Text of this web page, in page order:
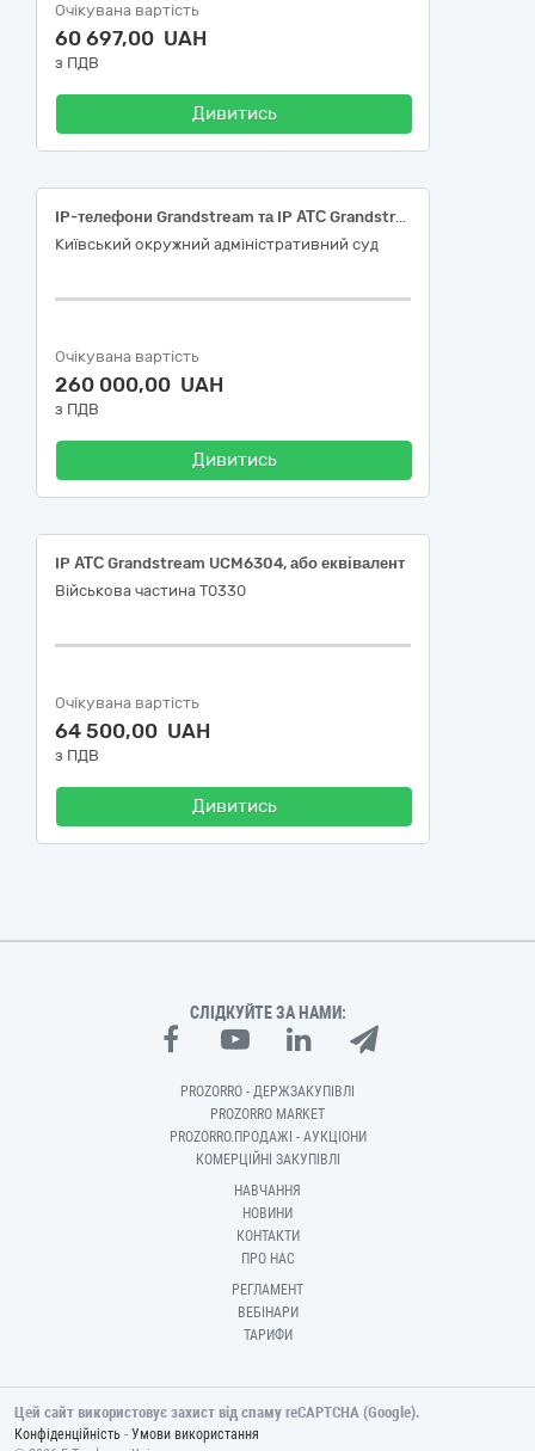
Очікувана вартість
60 697,00 UAH
з ПДВ
Дивитись
IP-телефони Grandstream та IP АТС Grandstream
Київський окружний адміністративний суд
Очікувана вартість
260 000,00 UAH
з ПДВ
Дивитись
IP АТС Grandstream UCM6304, або еквівалент
Військова частина Т0330
Очікувана вартість
64 500,00 UAH
з ПДВ
Дивитись
СЛІДКУЙТЕ ЗА НАМИ:
PROZORRO - ДЕРЖЗАКУПІВЛІ
PROZORRO MARKET
PROZORRO.ПРОДАЖІ - АУКЦІОНИ
КОМЕРЦІЙНІ ЗАКУПІВЛІ
НАВЧАННЯ
НОВИНИ
КОНТАКТИ
ПРО НАС
РЕГЛАМЕНТ
ВЕБІНАРИ
ТАРИФИ
Цей сайт використовує захист від спаму reCAPTCHA (Google).
Конфіденційність - Умови використання